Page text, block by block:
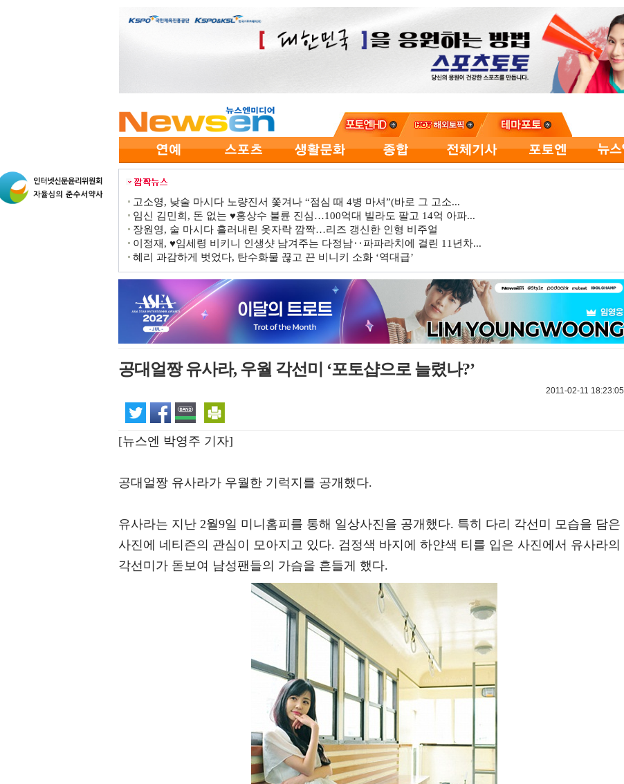
고소영, 낮술 마시다 노량진서 쫓겨나 “점심 때 4병 마셔”(바로 그 고소...
임신 김민희, 돈 없는 ♥홍상수 불륜 진심…100억대 빌라도 팔고 14억 아파...
장원영, 술 마시다 흘러내린 옷자락 깜짝…리즈 갱신한 인형 비주얼
이정재, ♥임세령 비키니 인생샷 남겨주는 다정남‥파파라치에 걸린 11년차...
혜리 과감하게 벗었다, 탄수화물 끊고 끈 비니키 소화 ‘역대급’
공대얼짱 유사라, 우월 각선미 ‘포토샵으로 늘렸나?’
2011-02-11 18:23:05
[뉴스엔 박영주 기자]
공대얼짱 유사라가 우월한 기럭지를 공개했다.
유사라는 지난 2월9일 미니홈피를 통해 일상사진을 공개했다. 특히 다리 각선미 모습을 담은
사진에 네티즌의 관심이 모아지고 있다. 검정색 바지에 하얀색 티를 입은 사진에서 유사라의
각선미가 돋보여 남성팬들의 가슴을 흔들게 했다.